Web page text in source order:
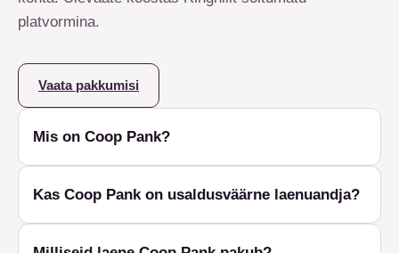
platvormina.
Vaata pakkumisi
Mis on Coop Pank?
Kas Coop Pank on usaldusväärne laenuandja?